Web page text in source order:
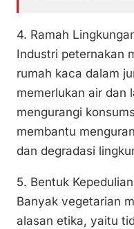
4. Ramah
Industri peternakan
rumah kaca dalam
memerlukan air dan
mengurangi
membantu
dan degradasi
5. Bentuk
Banyak vegetarian
alasan etika, yaitu